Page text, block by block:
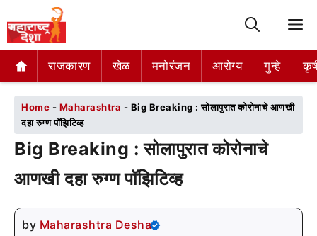
राजकारण खेळ मनोरंजन आरोग्य गुन्हे
राजकारण खेळ मनोरंजन आरोग्य गुन्हे
Home - Maharashtra - Big Breaking : सोलापुरात कोरोनाचे आणखी
दहा रुग्ण पॉझिटिव्ह
Big Breaking : सोलापुरात कोरोनाचे
आणखी दहा रुग्ण पॉझिटिव्ह
by Maharashtra Desha